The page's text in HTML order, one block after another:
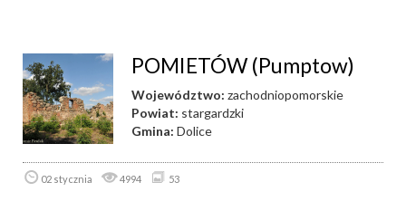
POMIETÓW (Pumptow)
Województwo: zachodniopomorskie
Powiat: stargardzki
Gmina: Dolice
02 stycznia 4994 53